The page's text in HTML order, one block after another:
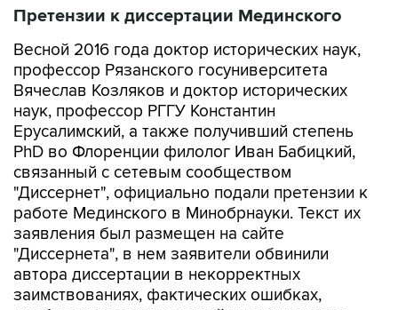
Весной 2016 года доктор исторических наук,
Вячеслав Козляков и доктор исторических
наук, профессор РГГУ Константин
Ерусалимский, а также получивший степень
PhD во Флоренции филолог Иван Бабицкий,
связанный с сетевым сообществом
"Диссернет", официально подали претензии к
работе Мединского в Минобрнауки. Текст их
заявления был размещен на сайте
"Диссернета", в нем заявители обвинили
автора диссертации в некорректных
заимствованиях, фактических ошибках,
проблемах с методологией и нарушениях в
процессе подготовки работы к защите.